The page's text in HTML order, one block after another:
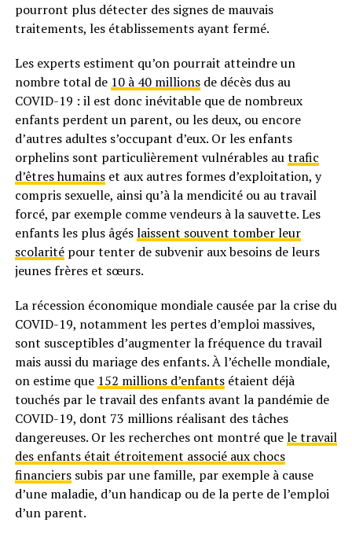
pourront plus détecter des signes de mauvais
traitements, les établissements ayant fermé.
Les experts estiment qu’on pourrait atteindre un
nombre total de 10 à 40 millionsde décès dus au
COVID-19 : il est donc inévitable que de nombreux
enfants perdent un parent, ou les deux, ou encore
d’autres adultes s’occupant d’eux. Or les enfants
orphelins sont particulièrement vulnérables autrafic
d’êtres humainset aux autres formes d’exploitation, y
compris sexuelle, ainsi qu’à la mendicité ou au travail
forcé, par exemple comme vendeurs à la sauvette. Les
enfants les plus âgéslaissent souvent tomber leur
scolaritépour tenter de subvenir aux besoins de leurs
jeunes frères et sœurs.
La récession économique mondiale causée par la crise du
COVID-19, notamment les pertes d’emploi massives,
sont susceptibles d’augmenter la fréquence du travail
mais aussi du mariage des enfants. À l’échelle mondiale,
on estime que 152 millions d’enfantsétaient déjà
touchés par le travail des enfants avant la pandémie de
COVID-19, dont 73 millions réalisant des tâches
dangereuses. Or les recherches ont montré quele travail
des enfants était étroitement associé aux chocs
financierssubis par une famille, par exemple à cause
d’une maladie, d’un handicap ou de la perte de l’emploi
d’un parent.